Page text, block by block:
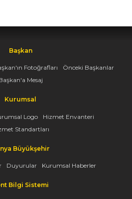
Başkan
Fotoğrafları
Önceki Başkanlar
Mesaj
Kurumsal
Logo
Hizmet Envanteri
Standartları
Büyükşehir
Duyurular Kurumsal Haberler
Bilgi Sistemi